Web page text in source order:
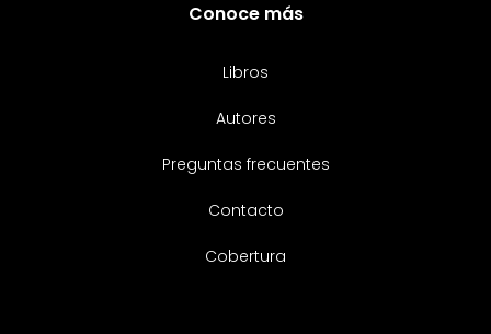
Conoce más
Libros
Autores
Preguntas frecuentes
Contacto
Cobertura